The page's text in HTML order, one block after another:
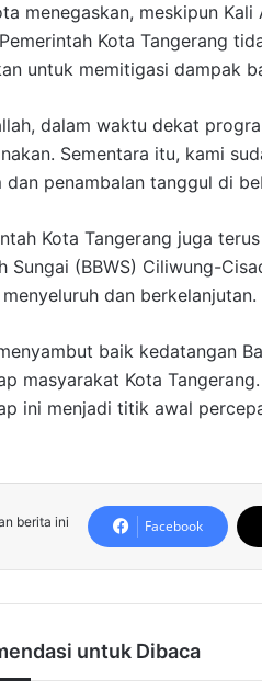
menegaskan, meskipun
Kota Tangerang
untuk memitigasi dampak
dalam waktu dekat
Sementara itu, kami
dan penambalan tanggul di
Kota Tangerang juga
Sungai (BBWS) Ciliwung-
dan berkelanjutan.
baik kedatangan
masyarakat Kota
ini menjadi titik awal
berita ini Facebook
untuk Dibaca